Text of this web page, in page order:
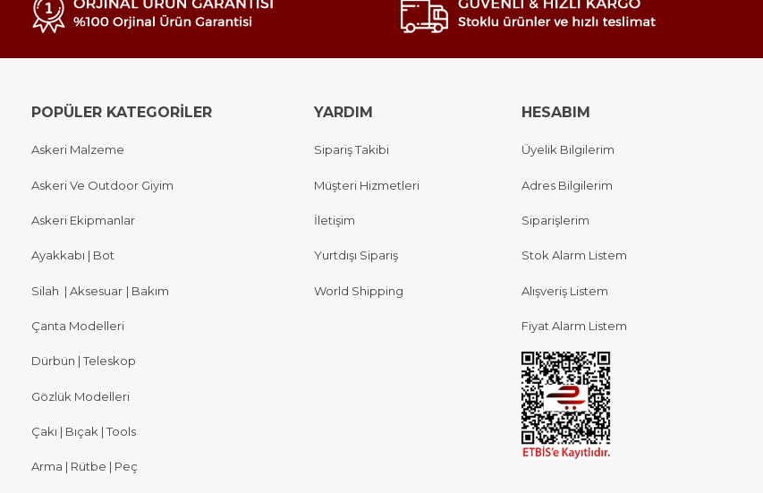
POPÜLER KATEGORİLER
Askeri Malzeme
Askeri Ve Outdoor Giyim
Askeri Ekipmanlar
Ayakkabı | Bot
Silah | Aksesuar | Bakım
Çanta Modelleri
Dürbün | Teleskop
Gözlük Modelleri
Çakı | Bıçak | Tools
Arma | Rütbe | Peç
YARDIM
Sipariş Takibi
Müşteri Hizmetleri
İletişim
Yurtdışı Sipariş
World Shipping
HESABIM
Üyelik Bilgilerim
Adres Bilgilerim
Siparişlerim
Stok Alarm Listem
Alışveriş Listem
Fiyat Alarm Listem